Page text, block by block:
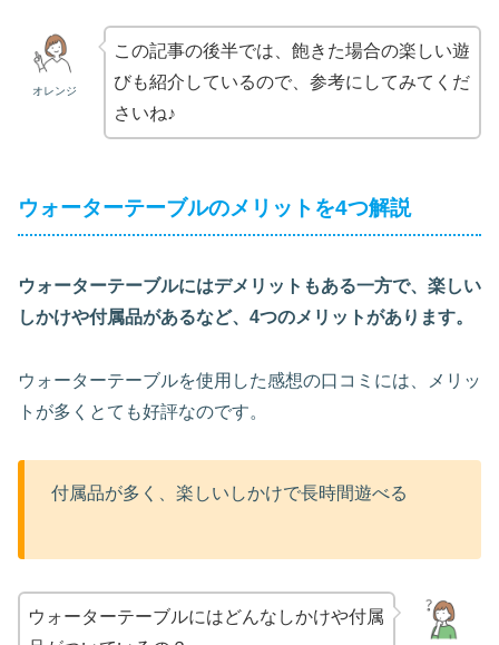
オレンジ
この記事の後半では、飽きた場合の楽しい遊
びも紹介しているので、参考にしてみてくだ
さいね♪
ウォーターテーブルのメリットを4つ解説
ウォーターテーブルにはデメリットもある一方で、楽しい
しかけや付属品があるなど、4つのメリットがあります。
ウォーターテーブルを使用した感想の口コミには、メリッ
トが多くとても好評なのです。
付属品が多く、楽しいしかけで長時間遊べる
ウォーターテーブルにはどんなしかけや付属